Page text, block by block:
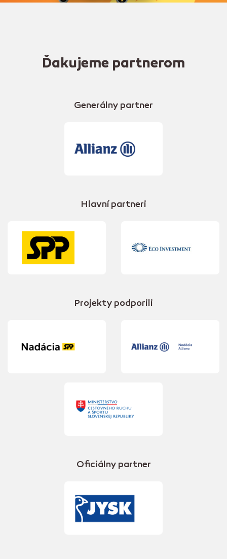
Ďakujeme partnerom
Generálny partner
Hlavní partneri
Projekty podporili
Oficiálny partner